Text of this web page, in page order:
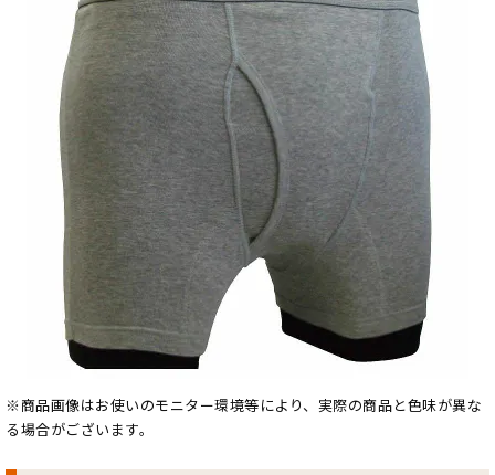
※商品画像はお使いのモニター環境等により、実際の商品と色味が異な
る場合がございます。